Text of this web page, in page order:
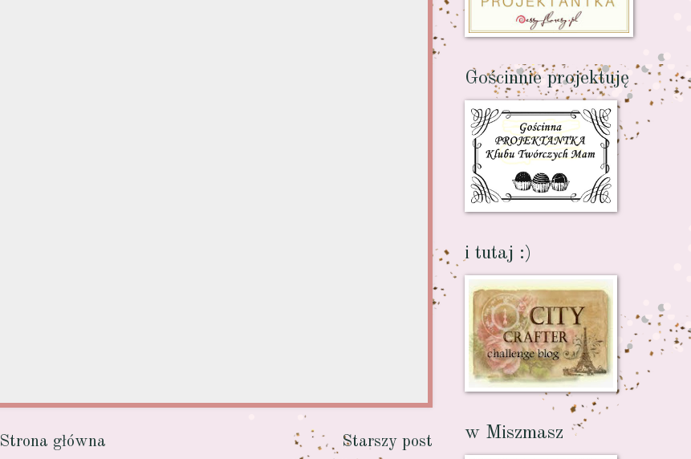
Starszy post
Strona główna
Gościnnie projektuję
i tutaj :)
w Miszmasz